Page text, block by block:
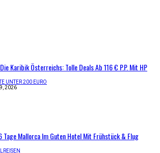
Karibik Österreichs: Tolle Deals Ab 116 € P.P. Mit HP
UNTER 200 EURO
2026
Tage Mallorca Im Guten Hotel Mit Frühstück & Flug